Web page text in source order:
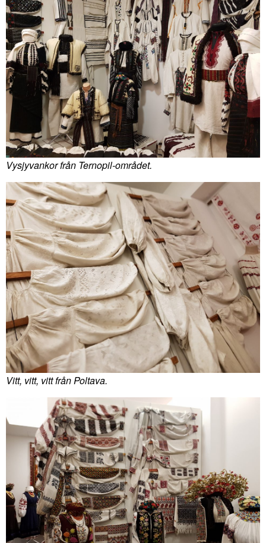
Vysjyvankor från Ternopil-området.
Vitt, vitt, vitt från Poltava.